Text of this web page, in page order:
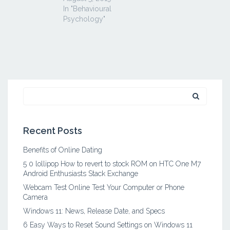
In "Behavioural
Psychology"
Recent Posts
Benefits of Online Dating
5 0 lollipop How to revert to stock ROM on HTC One M7
Android Enthusiasts Stack Exchange
Webcam Test Online Test Your Computer or Phone
Camera
Windows 11: News, Release Date, and Specs
6 Easy Ways to Reset Sound Settings on Windows 11